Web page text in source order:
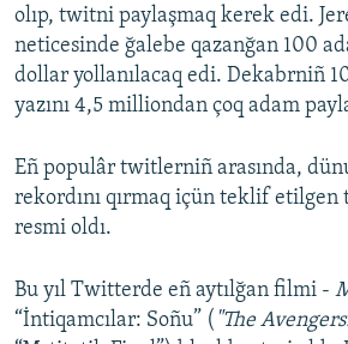
olıp, twitni paylaşmaq kerek edi.
neticesinde ğalebe qazanğan 100
dollar yollanılacaq edi. Dekabrniñ
yazını 4,5 milliondan çoq adam
Eñ populâr twitlerniñ arasında,
rekordını qırmaq içün teklif etilgen
resmi oldı.
Bu yıl Twitterde eñ aytılğan filmi -
“İntiqamcılar: Soñu” ( "The